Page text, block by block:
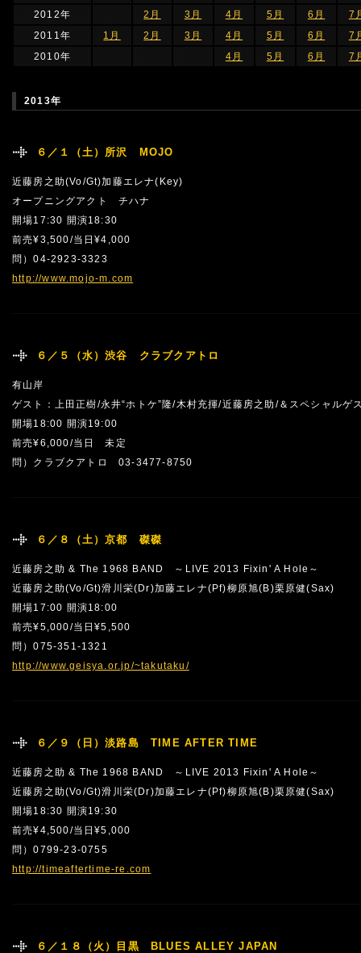
2012年
2月 3月 4月 5月 6月
7
2011年
1月 2月 3月 4月 5月 6月
7
2010年
4月 5月 6月 7
2013年
６／１（土）所沢 MOJO
近藤房之助(Vo/Gt)加藤エレナ(Key)
オープニングアクト チハナ
開場17:30 開演18:30
前売¥3,500/当日¥4,000
問）04-2923-3323
http://www.mojo-m.com
６／５（水）渋谷 クラブクアトロ
有山岸
ゲスト：上田正樹/永井“ホトケ”隆/木村充揮/近藤房之助/＆スペシャルゲ
開場18:00 開演19:00
前売¥6,000/当日 未定
問）クラブクアトロ 03-3477-8750
６／８（土）京都 磔磔
近藤房之助 & The 1968 BAND ～LIVE 2013 Fixin' A Hole～
近藤房之助(Vo/Gt)滑川栄(Dr)加藤エレナ(Pf)柳原旭(B)栗原健(Sax)
開場17:00 開演18:00
前売¥5,000/当日¥5,500
問）075-351-1321
http://www.geisya.or.jp/~takutaku/
６／９（日）淡路島 TIME AFTER TIME
近藤房之助 & The 1968 BAND ～LIVE 2013 Fixin' A Hole～
近藤房之助(Vo/Gt)滑川栄(Dr)加藤エレナ(Pf)柳原旭(B)栗原健(Sax)
開場18:30 開演19:30
前売¥4,500/当日¥5,000
問）0799-23-0755
http://timeaftertime-re.com
６／１８（火）目黒 BLUES ALLEY JAPAN